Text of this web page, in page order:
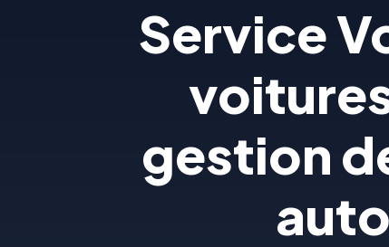
Service
gestion